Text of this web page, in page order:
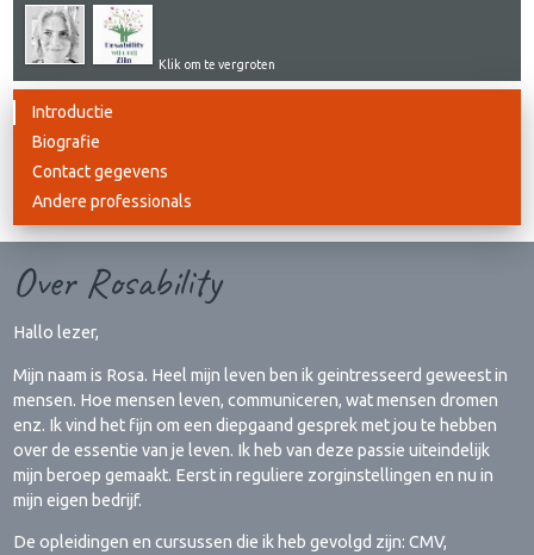
Klik om te vergroten
Introductie
Biografie
Contact gegevens
Andere professionals
Over Rosability
Hallo lezer,
Mijn naam is Rosa. Heel mijn leven ben ik geintresseerd geweest in
mensen. Hoe mensen leven, communiceren, wat mensen dromen
enz. Ik vind het fijn om een diepgaand gesprek met jou te hebben
over de essentie van je leven. Ik heb van deze passie uiteindelijk
mijn beroep gemaakt. Eerst in reguliere zorginstellingen en nu in
mijn eigen bedrijf.
De opleidingen en cursussen die ik heb gevolgd zijn: CMV,